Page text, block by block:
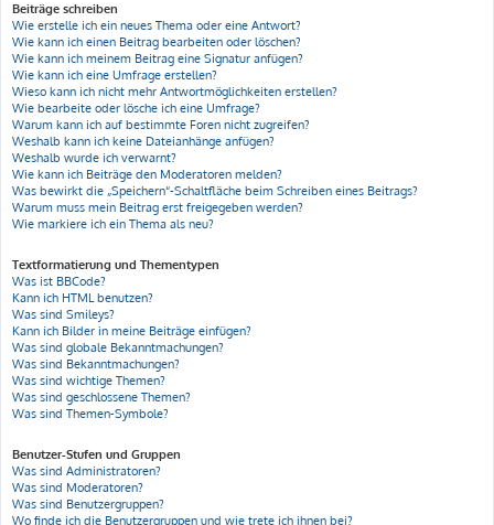
Beiträge schreiben
Wie erstelle ich ein neues Thema oder eine Antwort?
Wie kann ich einen Beitrag bearbeiten oder löschen?
Wie kann ich meinem Beitrag eine Signatur anfügen?
Wie kann ich eine Umfrage erstellen?
Wieso kann ich nicht mehr Antwortmöglichkeiten erstellen?
Wie bearbeite oder lösche ich eine Umfrage?
Warum kann ich auf bestimmte Foren nicht zugreifen?
Weshalb kann ich keine Dateianhänge anfügen?
Weshalb wurde ich verwarnt?
Wie kann ich Beiträge den Moderatoren melden?
Was bewirkt die „Speichern“-Schaltfläche beim Schreiben eines Beitrags?
Warum muss mein Beitrag erst freigegeben werden?
Wie markiere ich ein Thema als neu?
Textformatierung und Thementypen
Was ist BBCode?
Kann ich HTML benutzen?
Was sind Smileys?
Kann ich Bilder in meine Beiträge einfügen?
Was sind globale Bekanntmachungen?
Was sind Bekanntmachungen?
Was sind wichtige Themen?
Was sind geschlossene Themen?
Was sind Themen-Symbole?
Benutzer-Stufen und Gruppen
Was sind Administratoren?
Was sind Moderatoren?
Was sind Benutzergruppen?
Wo finde ich die Benutzergruppen und wie trete ich ihnen bei?